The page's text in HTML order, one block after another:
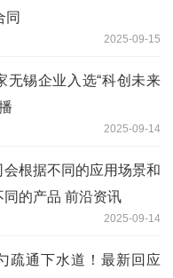
同
2025-09-15
无锡企业入选“科创未来
2025-09-14
会根据不同的应用场景和
的产品 前沿资讯
2025-09-14
疏通下水道！最新回应